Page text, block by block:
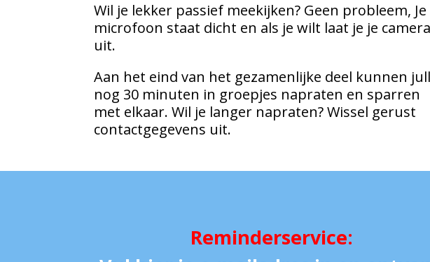
Wil je lekker passief meekijken? Geen probleem, Je
microfoon staat dicht en als je wilt laat je je camera
uit.
Aan het eind van het gezamenlijke deel kunnen
nog 30 minuten in groepjes napraten en sparren
met elkaar. Wil je langer napraten? Wissel gerust
contactgegevens uit.
Reminderservice: